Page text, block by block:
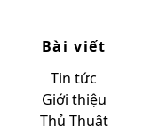
Bài viết
Tin tức
Giới thiệu
Thủ Thuật